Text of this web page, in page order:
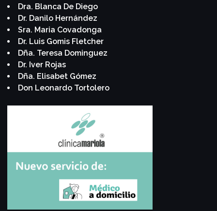
Dra. Blanca De Diego
Dr. Danilo Hernández
Sra. Maria Covadonga
Dr. Luis Gomis Fletcher
Dña. Teresa Dominguez
Dr. Iver Rojas
Dña. Elisabet Gómez
Don Leonardo Tortolero